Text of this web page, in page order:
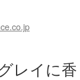
レイに